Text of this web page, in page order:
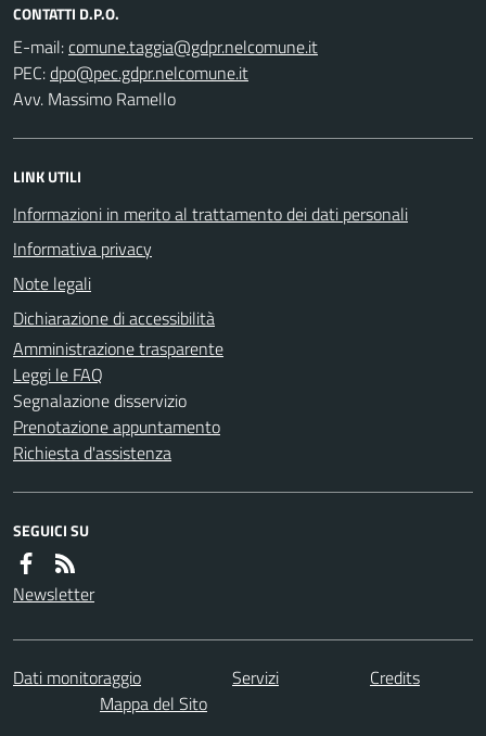
CONTATTI D.P.O.
E-mail:
PEC:
Avv. Massimo Ramello
LINK UTILI
Informazioni in merito al trattamento dei dati personali
Informativa privacy
Note legali
Dichiarazione di accessibilità
Amministrazione trasparente
Leggi le FAQ
Segnalazione disservizio
Prenotazione appuntamento
Richiesta d'assistenza
SEGUICI SU
Newsletter
Dati monitoraggio Servizi
Credits
Mappa del Sito